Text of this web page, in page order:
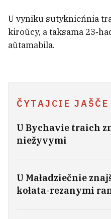
U vyniku sutyknieńnia
kiroŭcy, a taksama
aŭtamabila.
ČYTAJCIE JAŠČE
U Bychavie traich
niežyvymi
U Maładziečnie
kołata-rezanymi
sudziŭsia z žonkaj
chacieła, kab
ŭtrymańnie